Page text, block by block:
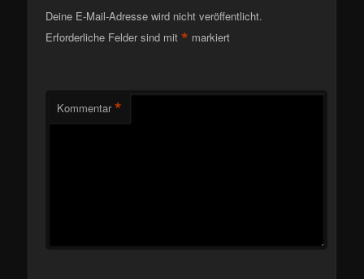
Deine E-Mail-Adresse wird nicht veröffentlicht.
Erforderliche Felder sind mit* markiert
Kommentar *